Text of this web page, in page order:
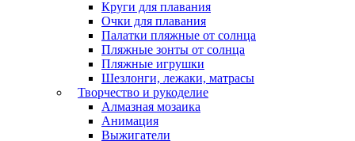
Круги для плавания
Очки для плавания
Палатки пляжные от солнца
Пляжные зонты от солнца
Пляжные игрушки
Шезлонги, лежаки, матрасы
Творчество и рукоделие
Алмазная мозаика
Анимация
Выжигатели